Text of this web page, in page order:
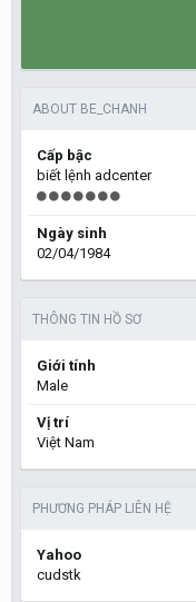
ABOUT BE_CHANH
Cấp bậc
biết lệnh adcenter
Ngày sinh
02/04/1984
THÔNG TIN HỒ SƠ
Giới tính
Male
Vị trí
Việt Nam
PHƯƠNG PHÁP LIÊN HỆ
Yahoo
cudstk